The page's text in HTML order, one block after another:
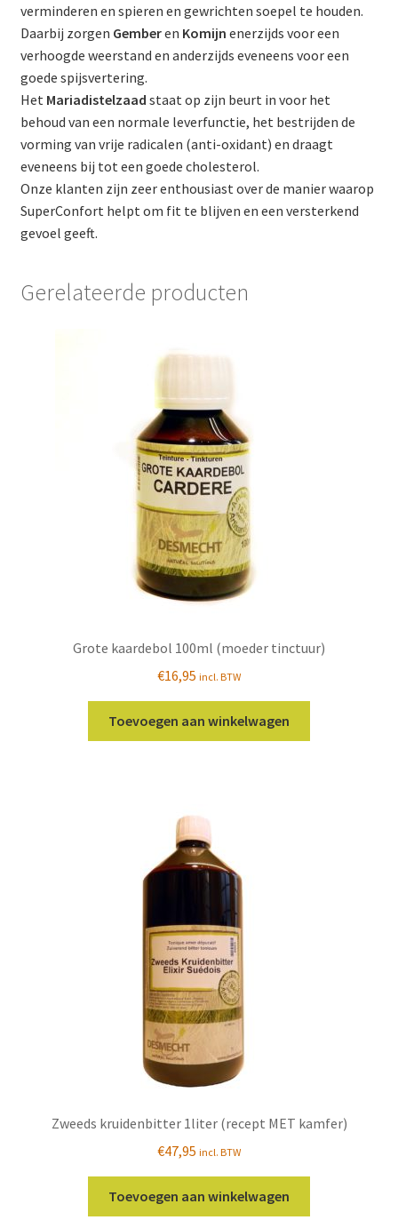
verminderen en spieren en gewrichten soepel te houden.
Daarbij zorgen Gemberen Komijn enerzijds voor een
verhoogde weerstand en anderzijds eveneens voor een
goede spijsvertering.
Het Mariadistelzaad staat op zijn beurt in voor het
behoud van een normale leverfunctie, het bestrijden de
vorming van vrije radicalen (anti-oxidant) en draagt
eveneens bij tot een goede cholesterol.
Onze klanten zijn zeer enthousiast over de manier waarop
SuperConfort helpt om fit te blijven en een versterkend
gevoel geeft.
Gerelateerde producten
Grote kaardebol 100ml (moeder tinctuur)
€16,95 incl. BTW
Toevoegen aan winkelwagen
Zweeds kruidenbitter 1liter (recept MET kamfer)
€47,95 incl. BTW
Toevoegen aan winkelwagen